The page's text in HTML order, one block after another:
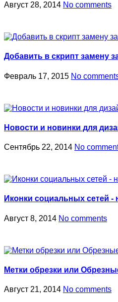
Август 28, 2014 No comments
Добавить в скрипт замену
Февраль 17, 2015 No
Новости и новинки для
Сентябрь 22, 2014 No
Иконки социальных сетей -
Август 8, 2014 No comments
Метки обрезки или
Август 21, 2014 No comments